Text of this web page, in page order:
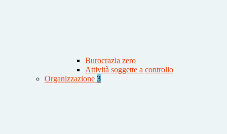
Burocrazia zero
Attività soggette a controllo
Organizzazione 3